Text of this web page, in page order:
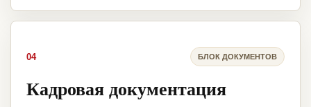
04 БЛОК ДОКУМЕНТОВ
Кадровая документация